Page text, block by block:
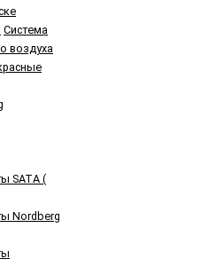
Система
воздуха
SATA (
Nordberg